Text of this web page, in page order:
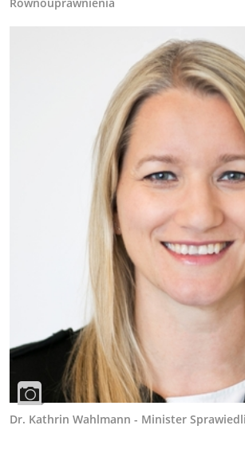
Dr. Kathrin Wahlmann - Minister